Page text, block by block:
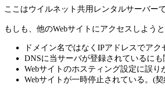
ここはウイルネット共用レンタルサーバーで
もしも、他のWebサイトにアクセスしよう
ドメイン名ではなくIPアドレスでアク
DNSに当サーバが登録されているに
Webサイトのホスティング設定に誤り
Webサイトが一時停止されている。(